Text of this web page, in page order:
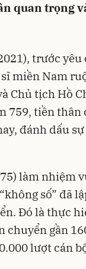
quan trọng
trước yêu
sĩ miền Nam
Chủ tịch Hồ
759, tiền thân
đánh dấu
làm nhiệm
số” đã
Đó là thực
chuyển gần
lượt cán